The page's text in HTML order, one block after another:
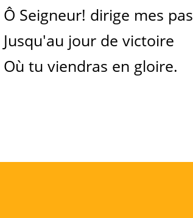
Ô Seigneur! dirige mes
Jusqu'au jour de victoire
Où tu viendras en gloire.